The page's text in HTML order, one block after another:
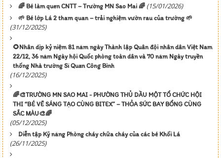
🌈 Bé làm quen CNTT – Trường MN Sao Mai 🌈 (15/01/2026)
🌱 Bé lớp Lá 2 tham quan – trải nghiệm vườn rau của trường 🌱
(31/12/2025)
🌻Nhân dịp kỷ niệm 81 năm ngày Thành lập Quân đội nhân dân Việt Nam
22/12, 36 năm Ngày hội Quốc phòng toàn dân và 70 năm Ngày truyền
thống Nhà trường Sĩ Quan Công Binh
(16/12/2025)
🌈🎨TRƯỜNG MN SAO MAI - PHƯỜNG THỦ DẦU MỘT TỔ CHỨC HỘI
THI “BÉ VẼ SÁNG TẠO CÙNG BITEX” – THỎA SỨC BAY BỔNG CÙNG
SẮC MÀU🎨🌈
(05/12/2025)
Diễn tập Kỹ năng Phòng cháy chữa cháy của các bé Khối Lá
(26/11/2025)